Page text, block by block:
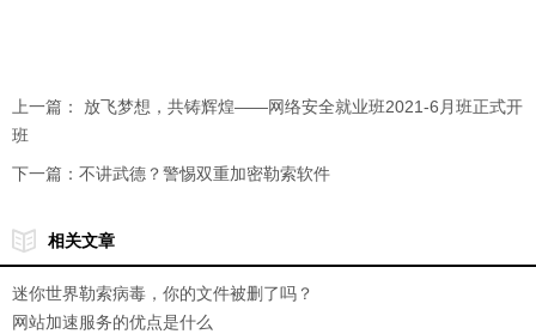
上一篇： 放飞梦想，共铸辉煌——网络安全就业班2021-6月班正式开
班
下一篇： 不讲武德？警惕双重加密勒索软件
相关文章
迷你世界勒索病毒，你的文件被删了吗？
网站加速服务的优点是什么